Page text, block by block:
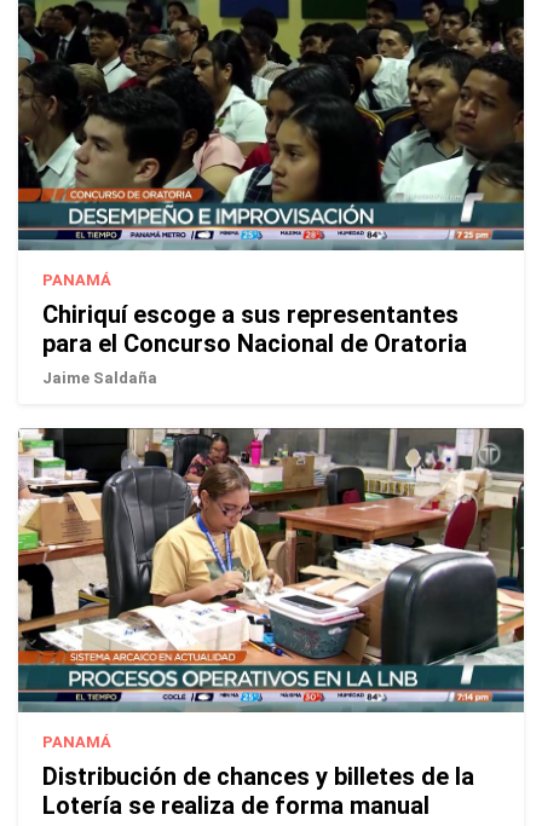
PANAMÁ
Chiriquí escoge a sus representantes
para el Concurso Nacional de Oratoria
Jaime Saldaña
PANAMÁ
Distribución de chances y billetes de la
Lotería se realiza de forma manual